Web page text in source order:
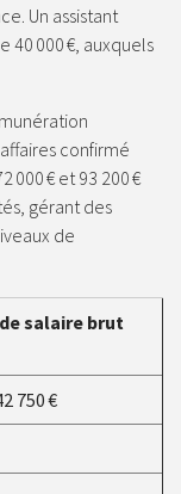
Un assistant
000 €, auxquels
confirmé
000 € et 93 200 €
gérant des
de
salaire brut
750 €